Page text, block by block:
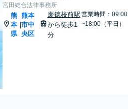
宮田総合法律事務所
熊
本
県
熊本
市中
央区
慶徳校前駅
から徒歩1
分
営業時間：09:00
~18:00（平日）